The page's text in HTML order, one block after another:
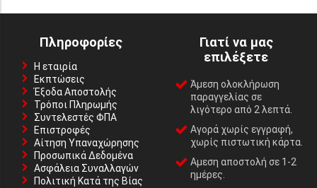
Πληροφορίες
Η εταιρία
Εκπτώσεις
Έξοδα Αποστολής
Τρόποι Πληρωμής
Συντελεστές ΦΠΑ
Επιστροφές
Αίτηση Υπαναχώρησης
Προσωπικά Δεδομένα
Ασφάλεια Συναλλαγών
Πολιτική Κατά της Βίας
Γιατί να μας
επιλέξετε
Άμεση ολοκλήρωση
παραγγελίας σε
λιγότερο από 2 λεπτά.
Αγορά χωρίς εγγραφή,
χωρίς πιστωτική κάρτα.
Αμεση αποστολή σε 1-2
ημέρες.